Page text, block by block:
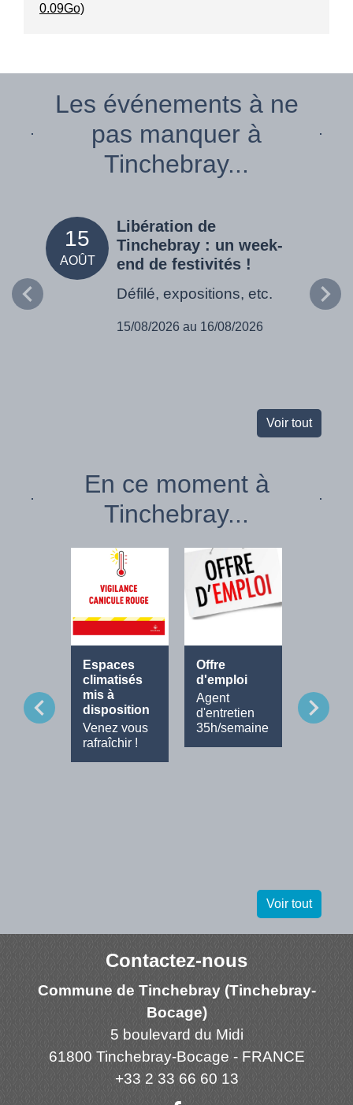
0.09Go)
Les événements à ne
pas manquer à
Tinchebray...
15
AOÛT
Libération de
Tinchebray : un week-
end de festivités !
Défilé, expositions, etc.
15/08/2026 au 16/08/2026
Voir tout
En ce moment à
Tinchebray...
Espaces
climatisés
mis à
disposition
Venez vous
rafraîchir !
Offre
d'emploi
Agent
d'entretien
35h/semaine
Tout le
chevron_left chevron_right
Voir tout
Contactez-nous
Commune de Tinchebray (Tinchebray-
Bocage)
5 boulevard du Midi
61800 Tinchebray-Bocage - FRANCE
+33 2 33 66 60 13